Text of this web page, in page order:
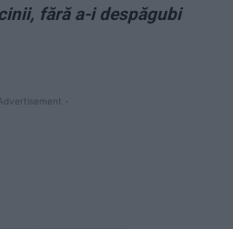
fără a-i despăgubi
-